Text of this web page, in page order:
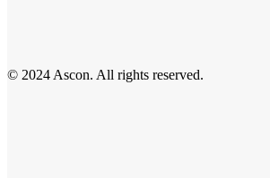
© 2024 Ascon. All rights reserved.